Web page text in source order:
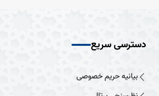
دسترسی سریع
بیانیه حریم خصوصی